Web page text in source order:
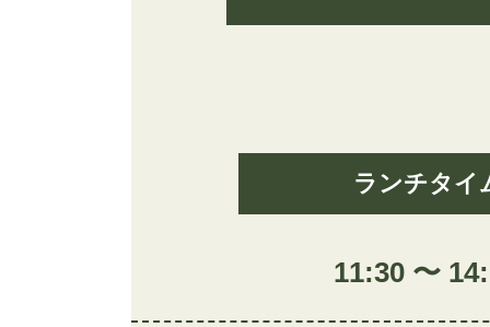
ランチタイ
11:30 〜